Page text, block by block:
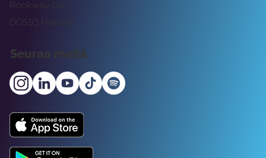
Rockway Oy
00510 Helsinki
Seuraa meitä